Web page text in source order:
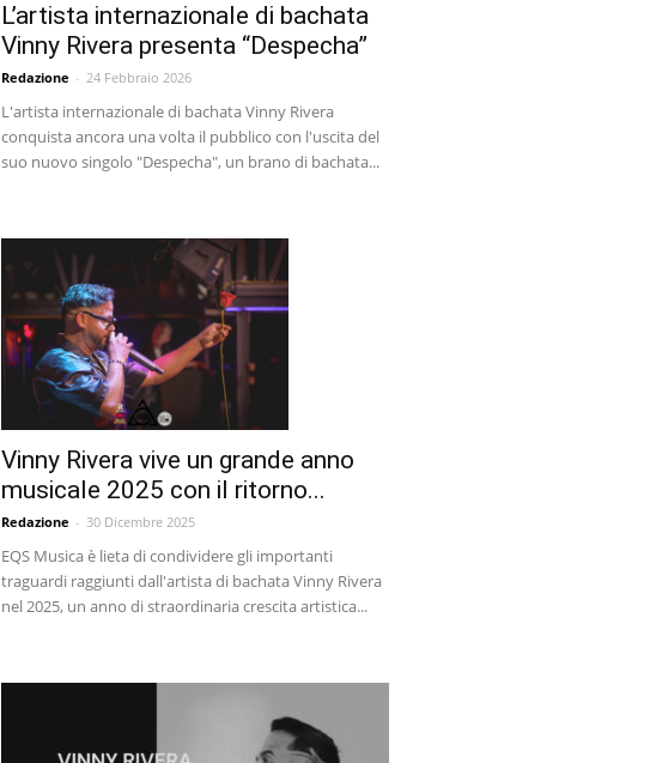
L’artista internazionale di bachata
Vinny Rivera presenta “Despecha”
Redazione - 24 Febbraio 2026
L'artista internazionale di bachata Vinny Rivera
conquista ancora una volta il pubblico con l'uscita del
suo nuovo singolo "Despecha", un brano di bachata...
Vinny Rivera vive un grande anno
musicale 2025 con il ritorno...
Redazione - 30 Dicembre 2025
EQS Musica è lieta di condividere gli importanti
traguardi raggiunti dall'artista di bachata Vinny Rivera
nel 2025, un anno di straordinaria crescita artistica...